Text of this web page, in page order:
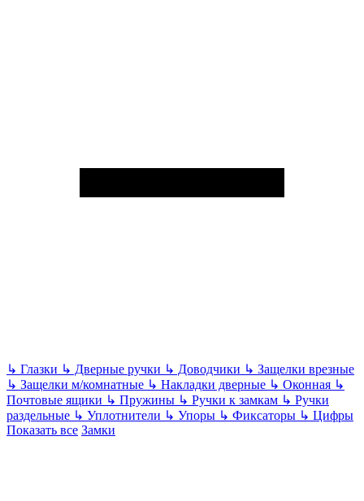
↳ Глазки ↳ Дверные ручки ↳ Доводчики ↳ Защелки врезные
↳ Защелки м/комнатные ↳ Накладки дверные ↳ Оконная ↳
Почтовые ящики ↳ Пружины ↳ Ручки к замкам ↳ Ручки
раздельные ↳ Уплотнители ↳ Упоры ↳ Фиксаторы ↳ Цифры
Показать все Замки